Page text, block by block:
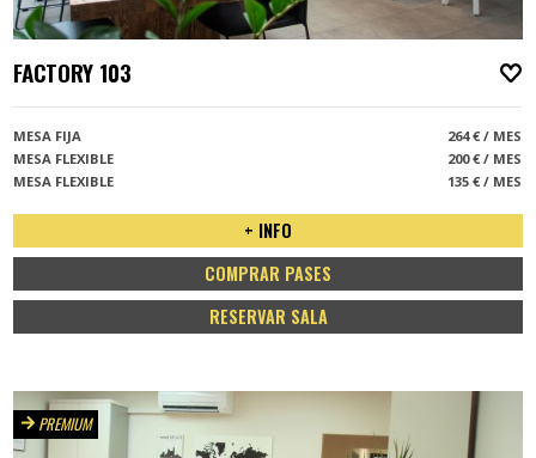
FACTORY 103
MESA FIJA
264 € / MES
MESA FLEXIBLE
200 € / MES
MESA FLEXIBLE
135 € / MES
+ INFO
COMPRAR PASES
RESERVAR SALA
PREMIUM